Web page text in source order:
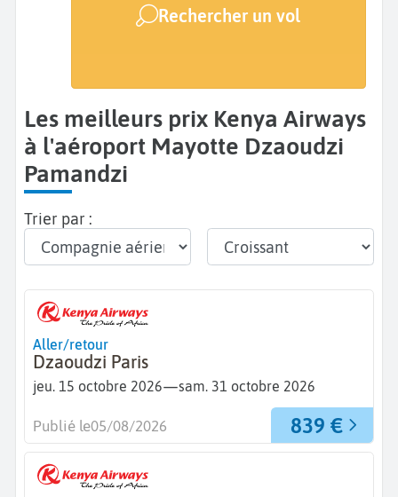
Rechercher un vol
Les meilleurs prix Kenya Airways
à l'aéroport Mayotte Dzaoudzi
Pamandzi
Trier par :
Aller/retour
Dzaoudzi Paris
jeu. 15 octobre 2026—sam. 31 octobre 2026
839 €
Publié le05/08/2026